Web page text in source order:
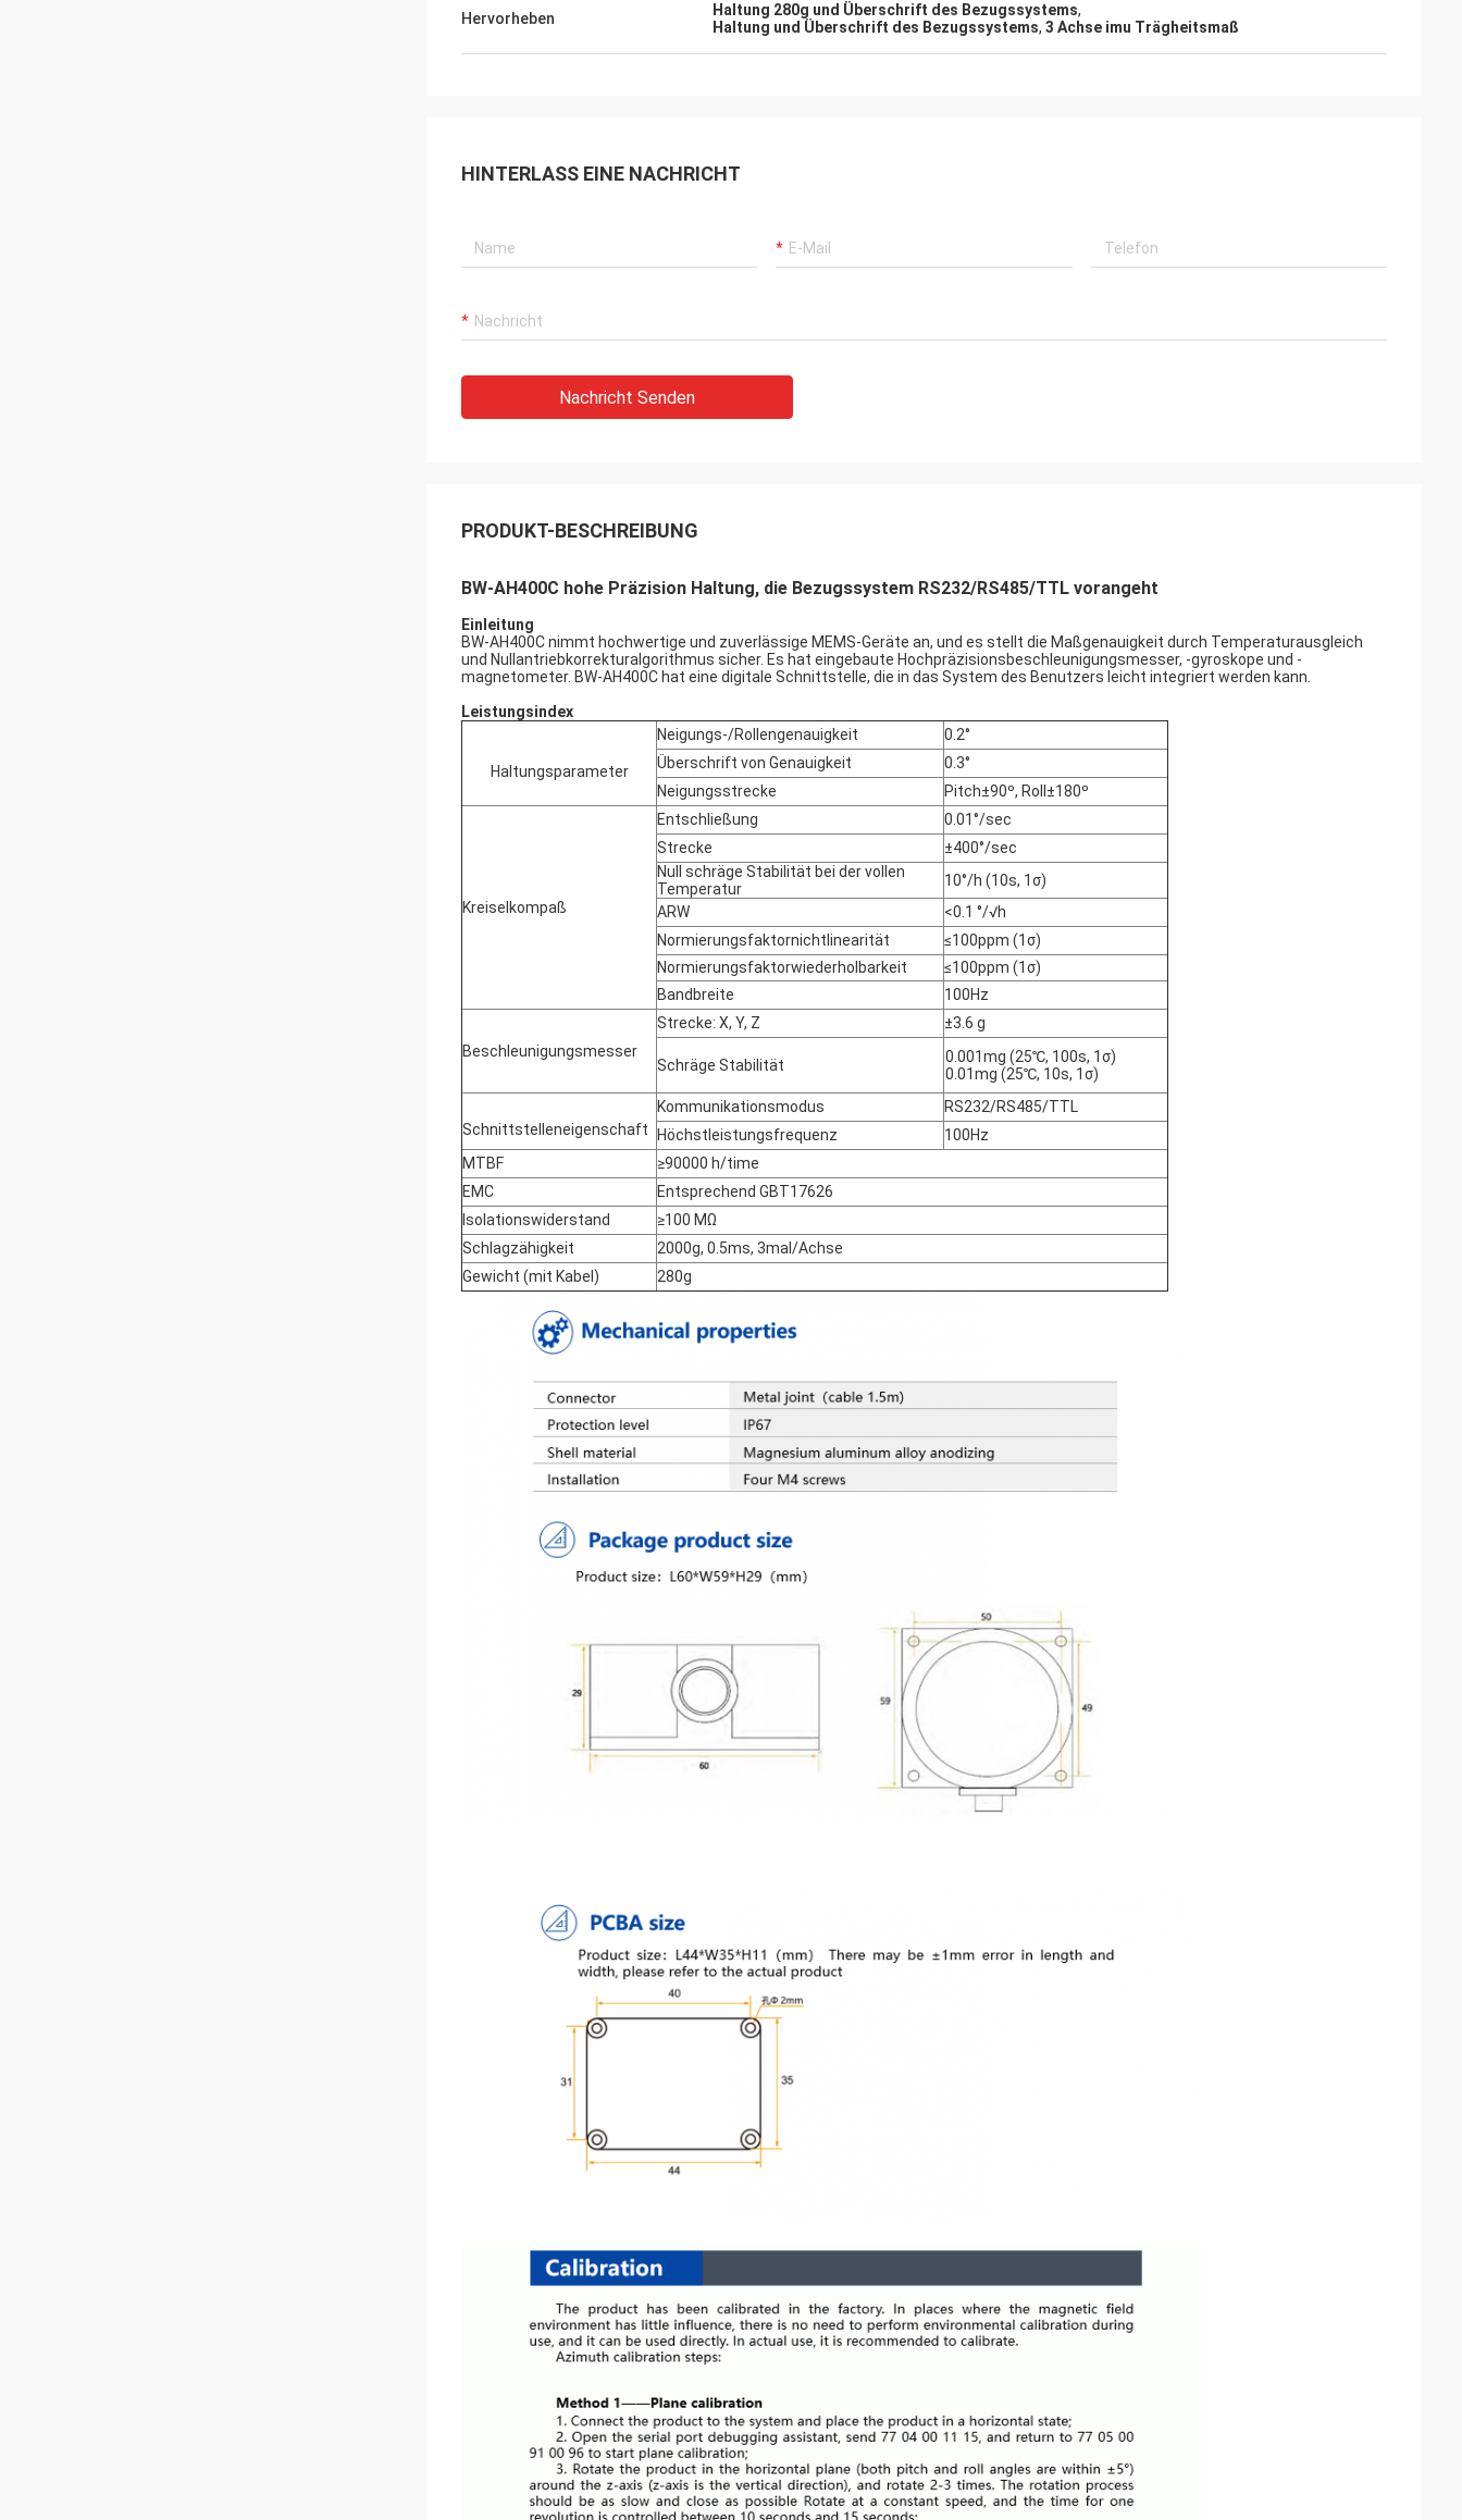
Hervorheben Haltung 280g und Überschrift des Bezugssystems,
Haltung und Überschrift des Bezugssystems, 3 Achse imu Trägheitsmaß
HINTERLASS EINE NACHRICHT
Nachricht Senden
PRODUKT-BESCHREIBUNG
BW-AH400C hohe Präzision Haltung, die Bezugssystem RS232/RS485/TTL vorangeht
Einleitung
BW-AH400C nimmt hochwertige und zuverlässige MEMS-Geräte an, und es stellt die Maßgenauigkeit durch Temperaturausgleich
und Nullantriebkorrekturalgorithmus sicher. Es hat eingebaute Hochpräzisionsbeschleunigungsmesser, -gyroskope und -
magnetometer. BW-AH400C hat eine digitale Schnittstelle, die in das System des Benutzers leicht integriert werden kann.
Leistungsindex
Haltungsparameter
Neigungs-/Rollengenauigkeit
0.2°
Überschrift von Genauigkeit
0.3°
Neigungsstrecke
Pitch±90º, Roll±180º
Kreiselkompaß
Entschließung
0.01°/sec
Strecke
±400°/sec
Null schräge Stabilität bei der vollen
Temperatur
10°/h (10s, 1σ)
ARW
<0.1 °/√h
Normierungsfaktornichtlinearität
≤100ppm (1σ)
Normierungsfaktorwiederholbarkeit
≤100ppm (1σ)
Bandbreite
100Hz
Beschleunigungsmesser
Strecke: X, Y, Z ±3.6 g
Schräge Stabilität
0.001mg (25℃, 100s, 1σ)
0.01mg (25℃, 10s, 1σ)
Schnittstelleneigenschaft
Kommunikationsmodus
RS232/RS485/TTL
Höchstleistungsfrequenz
100Hz
MTBF
≥90000 h/time
EMC
Entsprechend GBT17626
Isolationswiderstand
≥100 MΩ
Schlagzähigkeit
2000g, 0.5ms, 3mal/Achse
Gewicht (mit Kabel)
280g